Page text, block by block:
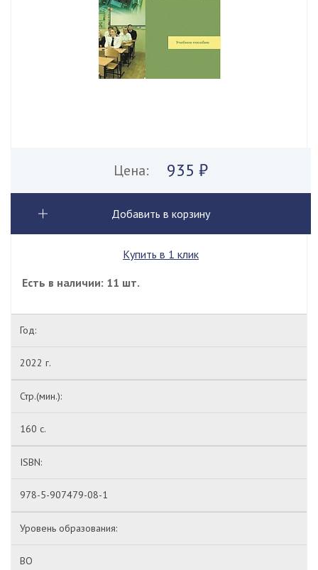
Цена: 935 ₽
Добавить в корзину
Купить в 1 клик
Есть в наличии: 11 шт.
Год:
2022 г.
Стр.(мин.):
160 с.
ISBN:
978-5-907479-08-1
Уровень образования:
ВО